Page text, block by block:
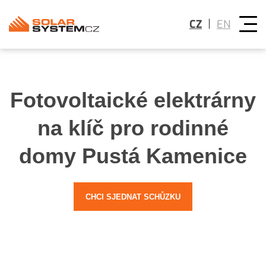
CZ | EN
Fotovoltaické elektrárny
na klíč pro rodinné
domy Pustá Kamenice
CHCI SJEDNAT SCHŮZKU